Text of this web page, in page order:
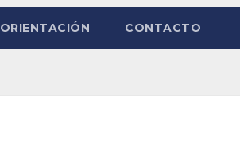
ORIENTACIÓN CONTACTO